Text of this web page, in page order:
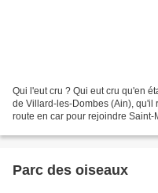
Qui l'eut cru ? Qui eut cru qu'en
de Villard-les-Dombes (Ain), qu'il
route en car pour rejoindre
Parc des oiseaux